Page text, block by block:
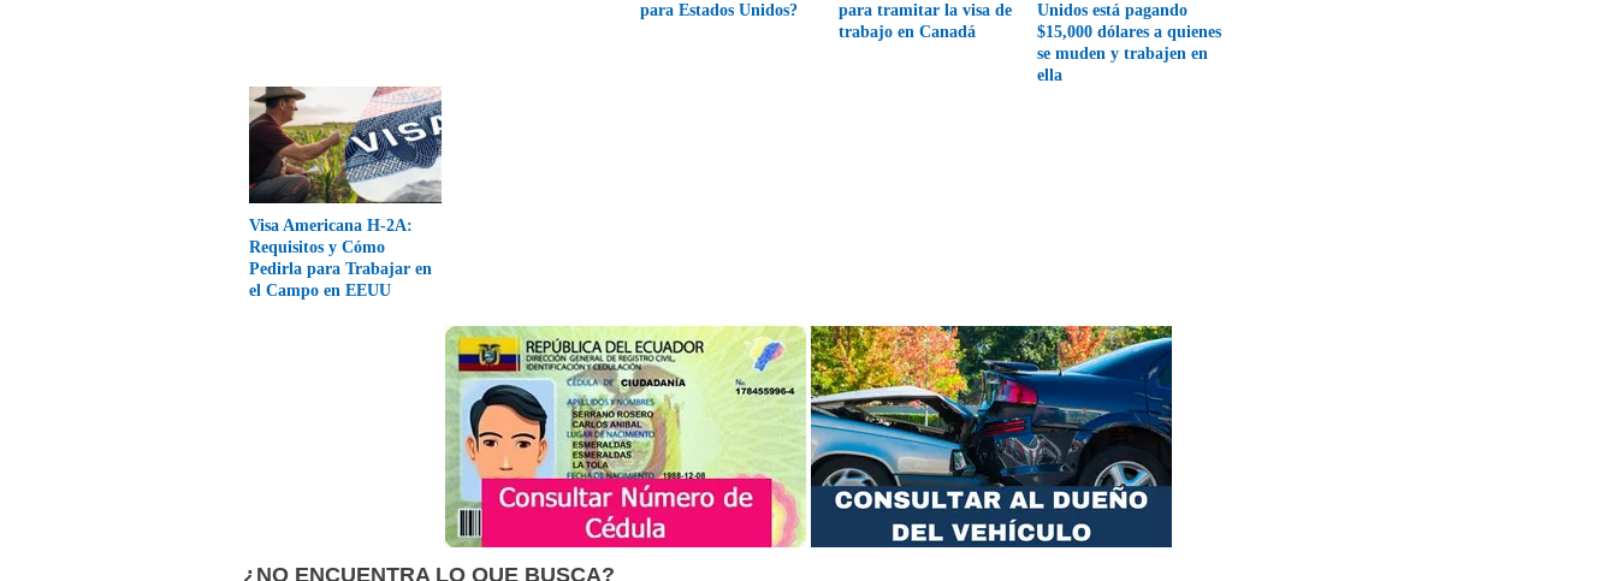
para Estados Unidos?
para tramitar la visa de
trabajo en Canadá
Unidos está pagando
$15,000 dólares a quienes
se muden y trabajen en
ella
Visa Americana H-2A:
Requisitos y Cómo
Pedirla para Trabajar en
el Campo en EEUU
¿NO ENCUENTRA LO QUE BUSCA?